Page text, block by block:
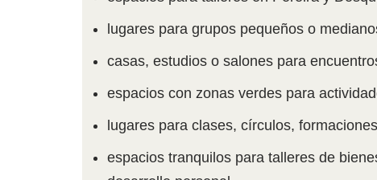
lugares para grupos pequeños o
casas, estudios o salones para
espacios con zonas verdes para
lugares para clases, círculos,
espacios tranquilos para talleres de